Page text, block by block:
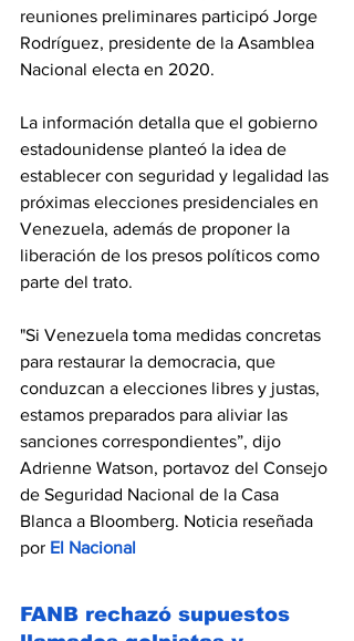
reuniones preliminares participó Jorge
Rodríguez, presidente de la Asamblea
Nacional electa en 2020.
La información detalla que el gobierno
estadounidense planteó la idea de
establecer con seguridad y legalidad las
próximas elecciones presidenciales en
Venezuela, además de proponer la
liberación de los presos políticos como
parte del trato.
"Si Venezuela toma medidas concretas
para restaurar la democracia, que
conduzcan a elecciones libres y justas,
estamos preparados para aliviar las
sanciones correspondientes”, dijo
Adrienne Watson, portavoz del Consejo
de Seguridad Nacional de la Casa
Blanca a Bloomberg. Noticia reseñada
por El Nacional
FANB rechazó supuestos